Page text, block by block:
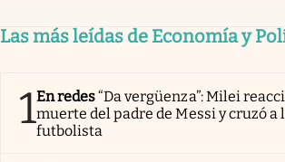
Las más leídas de Economía y
1En redes“Da vergüenza”: Milei
muerte del padre de Messi y cruzó a
futbolista